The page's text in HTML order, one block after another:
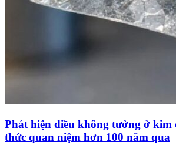
Phát hiện điều không tưởng ở kim
thức quan niệm hơn 100 năm qua